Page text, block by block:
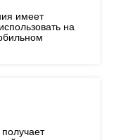
имеет
на